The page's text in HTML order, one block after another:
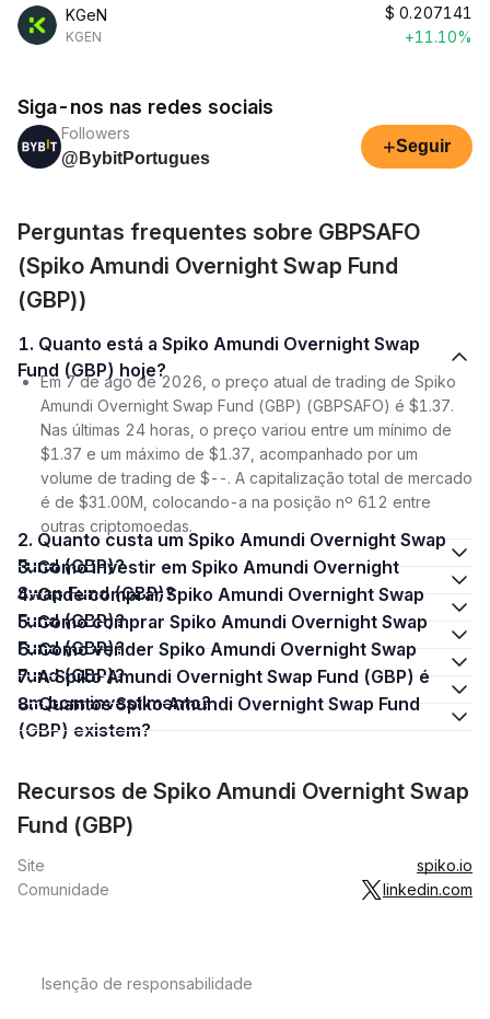
KGeN
KGEN
$ 0.207141
+11.10%
Siga-nos nas redes sociais
Followers
@BybitPortugues
+Seguir
Perguntas frequentes sobre GBPSAFO
(Spiko Amundi Overnight Swap Fund
(GBP))
1. Quanto está a Spiko Amundi Overnight Swap
Fund (GBP) hoje?
Em 7 de ago de 2026, o preço atual de trading de Spiko
Amundi Overnight Swap Fund (GBP) (GBPSAFO) é $1.37.
Nas últimas 24 horas, o preço variou entre um mínimo de
$1.37 e um máximo de $1.37, acompanhado por um
volume de trading de $--. A capitalização total de mercado
é de $31.00M, colocando-a na posição nº 612 entre
outras criptomoedas.
2. Quanto custa um Spiko Amundi Overnight Swap
Fund (GBP)?
3. Como investir em Spiko Amundi Overnight
Swap Fund (GBP)?
4. Onde comprar Spiko Amundi Overnight Swap
Fund (GBP)?
5. Como comprar Spiko Amundi Overnight Swap
Fund (GBP)?
6. Como vender Spiko Amundi Overnight Swap
Fund (GBP)?
7. A Spiko Amundi Overnight Swap Fund (GBP) é
um bom investimento?
8. Quantos Spiko Amundi Overnight Swap Fund
(GBP) existem?
Recursos de Spiko Amundi Overnight Swap
Fund (GBP)
Site
spiko.io
Comunidade
linkedin.com
Isenção de responsabilidade